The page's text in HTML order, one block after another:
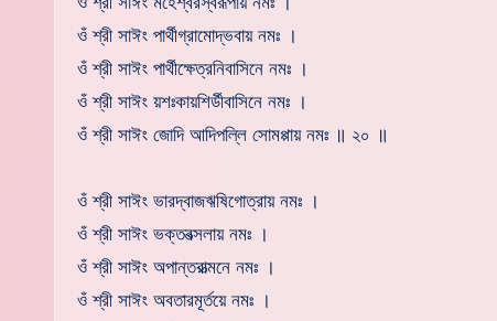
ওঁ শ্রী সাঈং পার্থীগ্রামোদ্ভবায় নমঃ ।
ওঁ শ্রী সাঈং পার্থীক্ষেত্রনিবাসিনে নমঃ ।
ওঁ শ্রী সাঈং য়শঃকায়শির্ডীবাসিনে নমঃ ।
ওঁ শ্রী সাঈং জোদি আদিপল্লি সোমপ্পায় নমঃ ॥ ২০ ॥
ওঁ শ্রী সাঈং ভারদ্বাজঋষিগোত্রায় নমঃ ।
ওঁ শ্রী সাঈং ভক্তবত্সলায় নমঃ ।
ওঁ শ্রী সাঈং অপান্তরাত্মনে নমঃ ।
ওঁ শ্রী সাঈং অবতারমূর্তয়ে নমঃ ।